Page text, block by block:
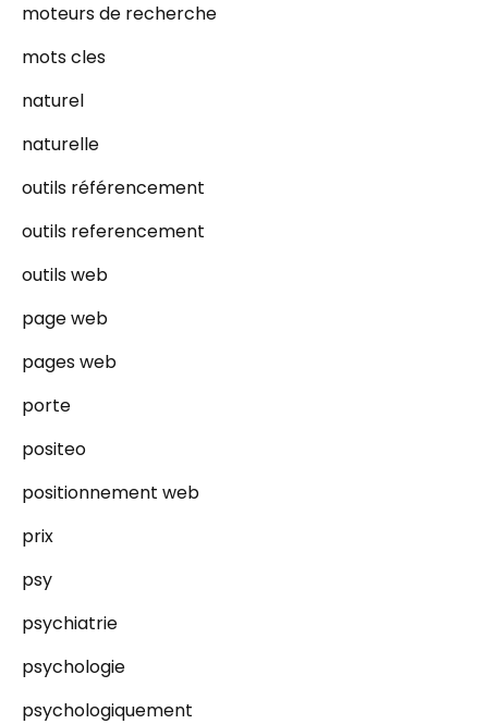
moteurs de recherche
mots cles
naturel
naturelle
outils référencement
outils referencement
outils web
page web
pages web
porte
positeo
positionnement web
prix
psy
psychiatrie
psychologie
psychologiquement